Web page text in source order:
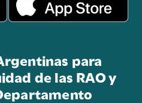
para
de las RAO y